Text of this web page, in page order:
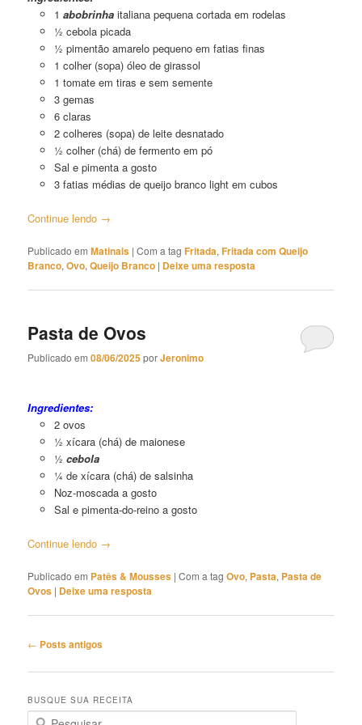
1 abobrinha italiana pequena cortada em rodelas
½ cebola picada
½ pimentão amarelo pequeno em fatias finas
1 colher (sopa) óleo de girassol
1 tomate em tiras e sem semente
3 gemas
6 claras
2 colheres (sopa) de leite desnatado
½ colher (chá) de fermento em pó
Sal e pimenta a gosto
3 fatias médias de queijo branco light em cubos
Continue lendo →
Publicado em Matinais |Com a tagFritada,Fritada com Queijo
Branco,Ovo,Queijo Branco | Deixe uma resposta
Pasta de Ovos
Publicado em08/06/2025porJeronimo
Ingredientes:
2 ovos
½ xícara (chá) de maionese
½ cebola
¼ de xícara (chá) de salsinha
Noz-moscada a gosto
Sal e pimenta-do-reino a gosto
Continue lendo →
Publicado em Patês & Mousses |Com a tagOvo, Pasta, Pasta de
Ovos | Deixe uma resposta
Navegação
posts
← Posts antigos
BUSQUE SUA RECEITA